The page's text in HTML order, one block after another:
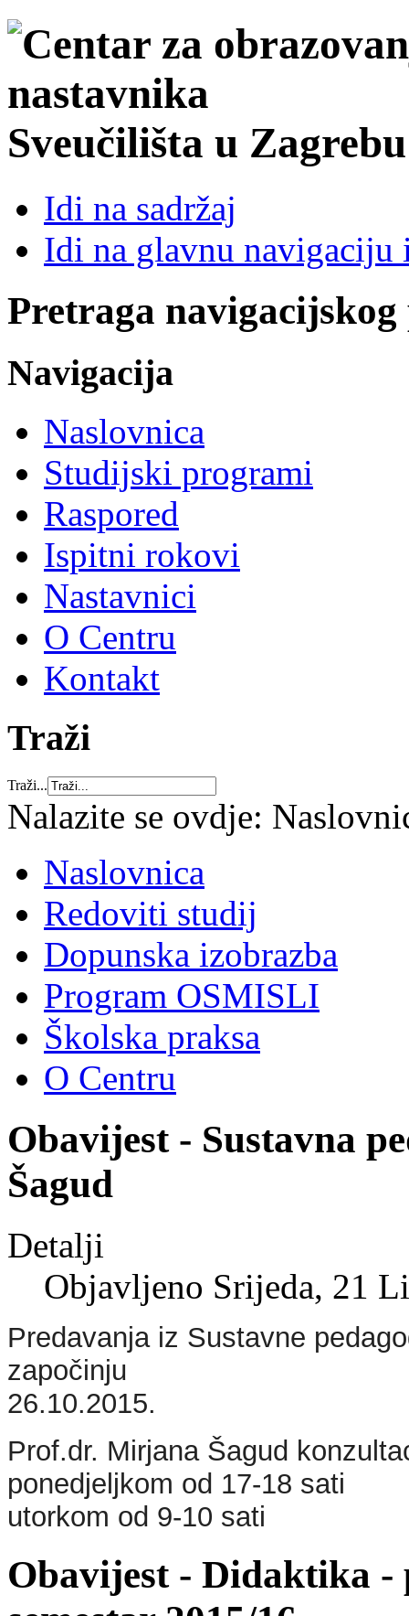
Sveučilišta u Zagrebu
Idi na sadržaj
Idi na glavnu navigaciju
Pretraga
Navigacija
Naslovnica
Studijski programi
Raspored
Ispitni rokovi
Nastavnici
O Centru
Kontakt
Traži
Traži...
Nalazite se ovdje:
Naslovnica
Redoviti studij
Dopunska izobrazba
Program OSMISLI
Školska praksa
O Centru
Obavijest - Sustavna
Šagud
Detalji
Objavljeno Srijeda, 21
Predavanja iz Sustavne
započinju
26.10.2015.
Prof.dr. Mirjana Šagud
ponedjeljkom od 17-18 sati
utorkom od 9-10 sati
Obavijest - Didaktika -